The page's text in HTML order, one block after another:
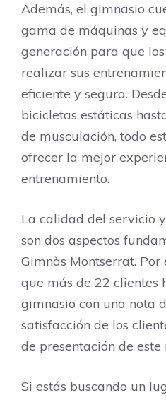
Además, el gimnasio
gama de máquinas y
generación para que
realizar sus
eficiente y segura.
bicicletas estáticas
de musculación, todo
ofrecer la mejor
entrenamiento.
La calidad del servicio
son dos aspectos
Gimnàs Montserrat. Por
que más de 22 clientes
gimnasio con una nota
satisfacción de los
de presentación de este
Si estás buscando un